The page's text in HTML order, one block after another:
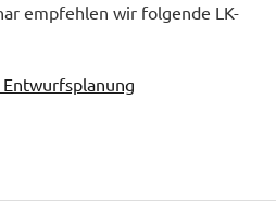
empfehlen wir folgende LK-